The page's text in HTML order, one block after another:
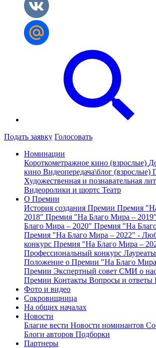
Подать заявку Голосовать
Номинации
Короткометражное кино (взрослые)
кино Видеопередача\блог (взрослые)
Художественная и познавательная
Видеоролики и шортс Театр
О Премии
История создания Премии Премия
2018" Премия "На Благо Мира – 2019"
Благо Мира – 2020" Премия "На
Премия "На Благо Мира – 2022" -
конкурс Премия "На Благо Мира –
Профессиональный конкурс
Положение о Премии "На Благо
Премии Экспертный совет СМИ о
Премии Контакты Вопросы и ответы
Фото и видео
Сокровищница
На общих началах
Новости
Благие вести Новости номинантов
Блоги авторов Подборки
Партнеры